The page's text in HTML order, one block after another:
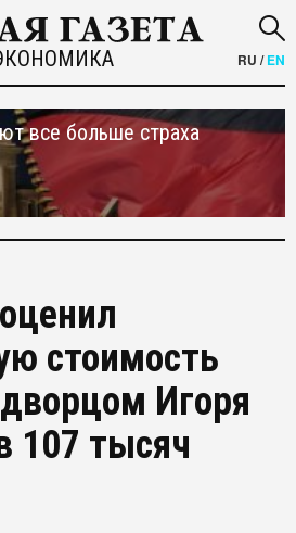
RU /EN
все больше страха
стоимость
Игоря
107 тысяч